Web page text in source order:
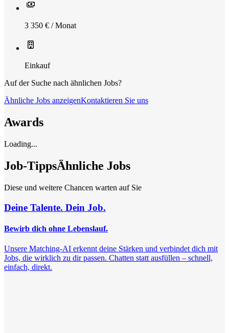
3 350 € / Monat
Einkauf
Auf der Suche nach ähnlichen Jobs?
Ähnliche Jobs anzeigenKontaktieren Sie uns
Awards
Loading...
Job-TippsÄhnliche Jobs
Diese und weitere Chancen warten auf Sie
Deine Talente. Dein Job.
Bewirb dich ohne Lebenslauf.
Unsere Matching-AI erkennt deine Stärken und verbindet dich mit
Jobs, die wirklich zu dir passen. Chatten statt ausfüllen – schnell,
einfach, direkt.